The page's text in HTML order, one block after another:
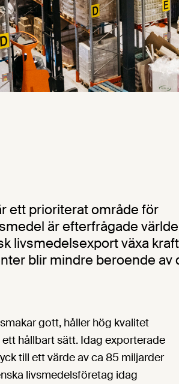
ett prioriterat område för
är efterfrågade
livsmedelsexport växa
blir mindre beroende av
gott, håller hög kvalitet
hållbart sätt. Idag exporterade
till ett värde av ca 85 miljarder
livsmedelsföretag idag